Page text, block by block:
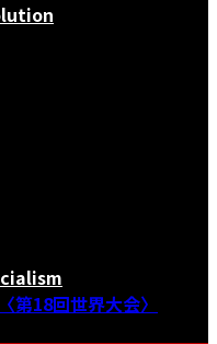
第18回世界大会〉